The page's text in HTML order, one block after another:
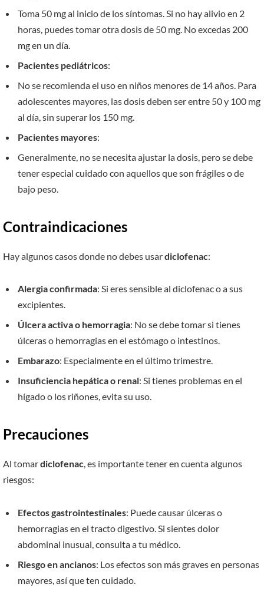
Toma 50 mg al inicio de los síntomas. Si no hay alivio en 2
horas, puedes tomar otra dosis de 50 mg. No excedas 200
mg en un día.
Pacientes pediátricos:
No se recomienda el uso en niños menores de 14 años. Para
adolescentes mayores, las dosis deben ser entre 50 y 100 mg
al día, sin superar los 150 mg.
Pacientes mayores:
Generalmente, no se necesita ajustar la dosis, pero se debe
tener especial cuidado con aquellos que son frágiles o de
bajo peso.
Contraindicaciones
Hay algunos casos donde no debes usardiclofenac:
Alergia confirmada: Si eres sensible al diclofenac o a sus
excipientes.
Úlcera activa o hemorragia: No se debe tomar si tienes
úlceras o hemorragias en el estómago o intestinos.
Embarazo: Especialmente en el último trimestre.
Insuficiencia hepática o renal: Si tienes problemas en el
hígado o los riñones, evita su uso.
Precauciones
Al tomardiclofenac , es importante tener en cuenta algunos
riesgos:
Efectos gastrointestinales: Puede causar úlceras o
hemorragias en el tracto digestivo. Si sientes dolor
abdominal inusual, consulta a tu médico.
Riesgo en ancianos: Los efectos son más graves en personas
mayores, así que ten cuidado.